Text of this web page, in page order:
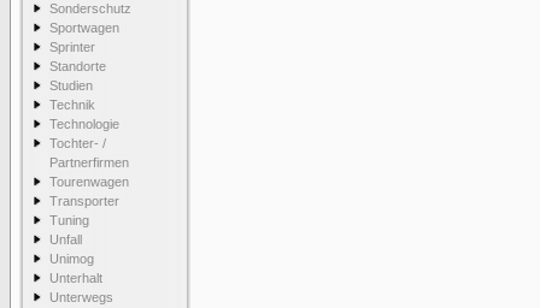
Sonderschutz
Sportwagen
Sprinter
Standorte
Studien
Technik
Technologie
Tochter- /
Partnerfirmen
Tourenwagen
Transporter
Tuning
Unfall
Unimog
Unterhalt
Unterwegs